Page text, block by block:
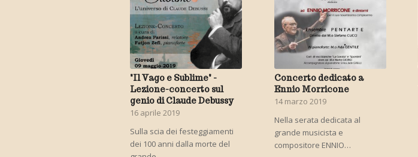
"Il Vago e Sublime" -
Lezione-concerto sul
genio di Claude Debussy
16 aprile 2019
Sulla scia dei festeggiamenti
dei 100 anni dalla morte del
Concerto dedicato a
Ennio Morricone
14 marzo 2019
Nella serata dedicata al
grande musicista e
compositore ENNIO…